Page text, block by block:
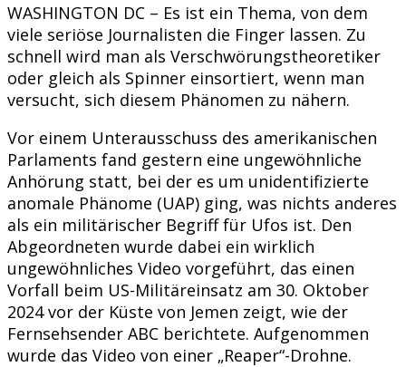
WASHINGTON DC – Es ist ein Thema, von dem
viele seriöse Journalisten die Finger lassen. Zu
schnell wird man als Verschwörungstheoretiker
oder gleich als Spinner einsortiert, wenn man
versucht, sich diesem Phänomen zu nähern.
Vor einem Unterausschuss des amerikanischen
Parlaments fand gestern eine ungewöhnliche
Anhörung statt, bei der es um unidentifizierte
anomale Phänome (UAP) ging, was nichts anderes
als ein militärischer Begriff für Ufos ist. Den
Abgeordneten wurde dabei ein wirklich
ungewöhnliches Video vorgeführt, das einen
Vorfall beim US-Militäreinsatz am 30. Oktober
2024 vor der Küste von Jemen zeigt, wie der
Fernsehsender ABC berichtete. Aufgenommen
wurde das Video von einer „Reaper“-Drohne.